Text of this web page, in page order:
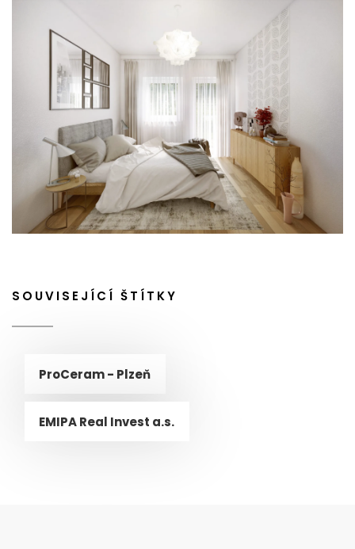
SOUVISEJÍCÍ ŠTÍTKY
ProCeram - Plzeň
EMIPA Real Invest a.s.